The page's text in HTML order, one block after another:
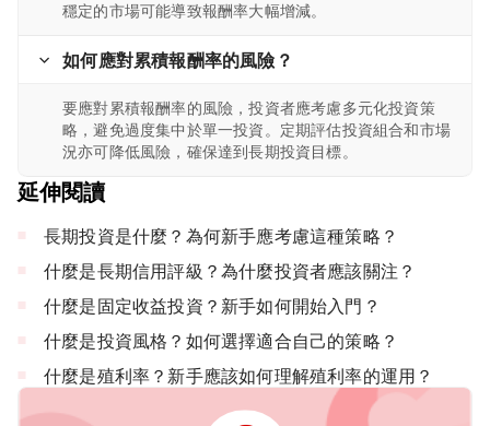
穩定的市場可能導致報酬率大幅增減。
如何應對累積報酬率的風險？
要應對累積報酬率的風險，投資者應考慮多元化投資策
略，避免過度集中於單一投資。定期評估投資組合和市場
況亦可降低風險，確保達到長期投資目標。
延伸閱讀
長期投資是什麼？為何新手應考慮這種策略？
什麼是長期信用評級？為什麼投資者應該關注？
什麼是固定收益投資？新手如何開始入門？
什麼是投資風格？如何選擇適合自己的策略？
什麼是殖利率？新手應該如何理解殖利率的運用？